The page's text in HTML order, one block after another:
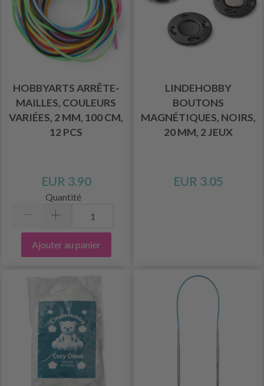
HOBBYARTS ARRÊTE-
MAILLES, COULEURS
VARIÉES, 2 MM, 100 CM,
12 PCS
EUR 3.90
Quantité
Ajouter au panier
LINDEHOBBY
BOUTONS
MAGNÉTIQUES, NOIRS,
20 MM, 2 JEUX
EUR 3.05